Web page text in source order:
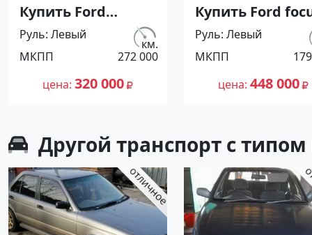
Купить Ford
Mondeo 2000 см3
МКПП (90 л.с.)
Дизель
турбонаддув в
Витязево: цвет
года по цене
320000 рублей,
объявление
№26897 на сайте
Авторынок23
км.
272 000
Руль Левый
МКПП
цена 320 000
Купить Ford
1600 см3 МКПП
(100 л.с.) Бензин
инжектор в
Краснодар: цвет
серебристый
рублей,
объявление
№25498 на
Авторынок23
Руль Левый
МКПП
цена 448 000
Другой транспорт с